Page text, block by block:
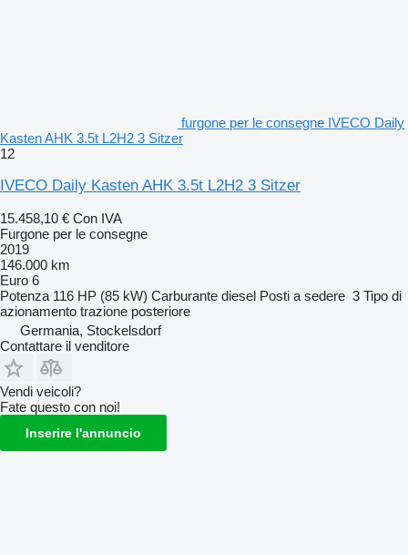
furgone per le consegne IVECO Daily
Kasten AHK 3.5t L2H2 3 Sitzer
12
IVECO Daily Kasten AHK 3.5t L2H2 3 Sitzer
15.458,10 € Con IVA
Furgone per le consegne
2019
146.000 km
Euro 6
Potenza 116 HP (85 kW) Carburante diesel Posti a sedere 3 Tipo di
azionamento trazione posteriore
Germania, Stockelsdorf
Contattare il venditore
Vendi veicoli?
Fate questo con noi!
Inserire l'annuncio